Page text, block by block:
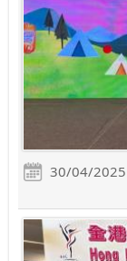
30/04/2025